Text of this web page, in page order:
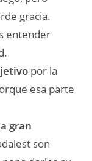
la app
la ruta.
mar,
a sitios muy
, Alicante
Tiene ciudad